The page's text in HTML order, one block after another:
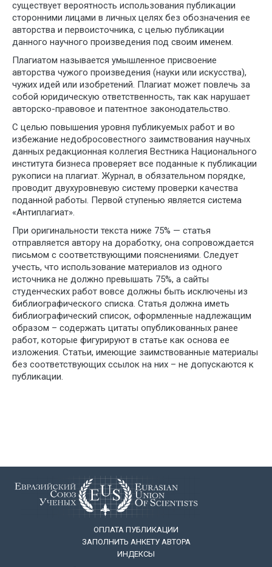
существует вероятность использования публикации
сторонними лицами в личных целях без обозначения ее
авторства и первоисточника, с целью публикации
данного научного произведения под своим именем.
Плагиатом называется умышленное присвоение
авторства чужого произведения (науки или искусства),
чужих идей или изобретений. Плагиат может повлечь за
собой юридическую ответственность, так как нарушает
авторско-правовое и патентное законодательство.
С целью повышения уровня публикуемых работ и во
избежание недобросовестного заимствования научных
данных редакционная коллегия Вестника Национального
института бизнеса проверяет все поданные к публикации
рукописи на плагиат. Журнал, в обязательном порядке,
проводит двухуровневую систему проверки качества
поданной работы. Первой ступенью является система
«Антиплагиат».
При оригинальности текста ниже 75% — статья
отправляется автору на доработку, она сопровождается
письмом с соответствующими пояснениями. Следует
учесть, что использование материалов из одного
источника не должно превышать 75%, а сайты
студенческих работ вовсе должны быть исключены из
библиографического списка. Статья должна иметь
библиографический список, оформленные надлежащим
образом – содержать цитаты опубликованных ранее
работ, которые фигурируют в статье как основа ее
изложения. Статьи, имеющие заимствованные материалы
без соответствующих ссылок на них – не допускаются к
публикации.
ОПЛАТА ПУБЛИКАЦИИ
ЗАПОЛНИТЬ АНКЕТУ АВТОРА
ИНДЕКСЫ